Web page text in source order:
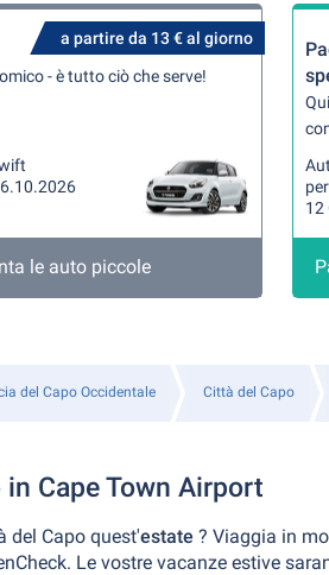
a partire da 13 € al giorno
- è tutto ciò che serve!
le auto piccole
12
del Capo Occidentale Città del Capo
Cape Town Airport
del Capo quest'estate ? Viaggia in
Le vostre vacanze estive